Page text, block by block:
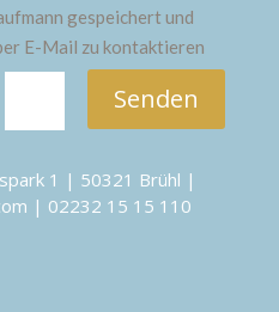
gespeichert und
E-Mail zu kontaktieren
Senden
1 | 50321 Brühl |
| 02232 15 15 110